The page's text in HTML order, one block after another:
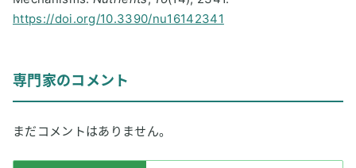
https://doi.org/10.3390/nu16142341
専門家のコメント
まだコメントはありません。